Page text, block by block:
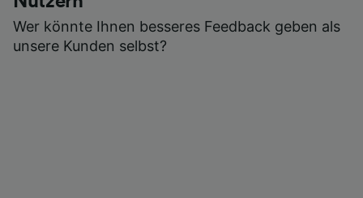
Wer könnte Ihnen besseres Feedback geben als
unsere Kunden selbst?